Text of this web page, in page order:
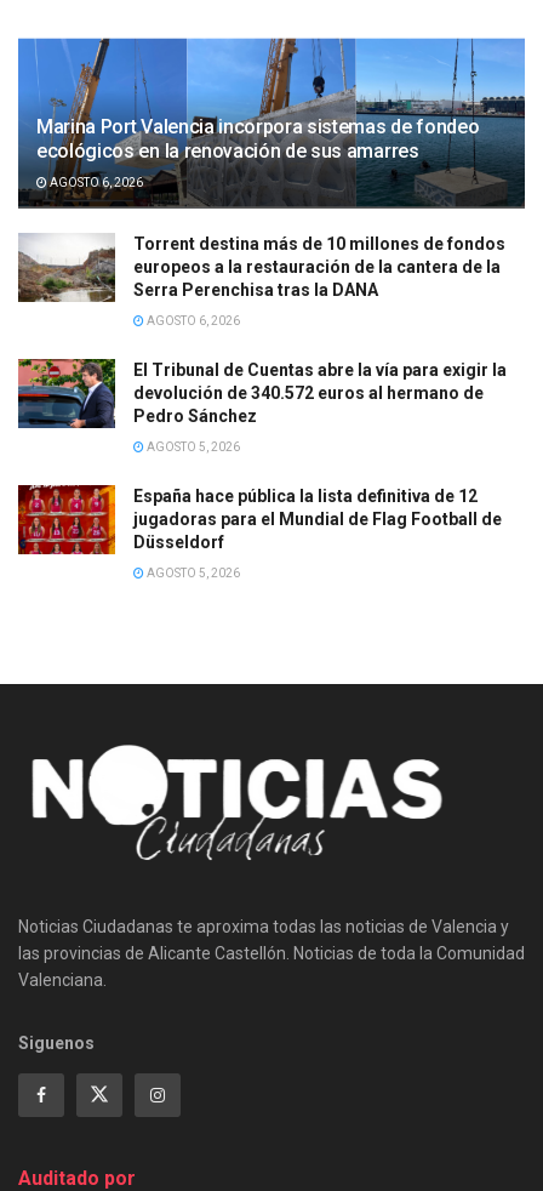
Marina Port Valencia incorpora sistemas de fondeo
ecológicos en la renovación de sus amarres
AGOSTO 6, 2026
Torrent destina más de 10 millones de fondos
europeos a la restauración de la cantera de la
Serra Perenchisa tras la DANA
AGOSTO 6, 2026
El Tribunal de Cuentas abre la vía para exigir la
devolución de 340.572 euros al hermano de
Pedro Sánchez
AGOSTO 5, 2026
España hace pública la lista definitiva de 12
jugadoras para el Mundial de Flag Football de
Düsseldorf
AGOSTO 5, 2026
Noticias Ciudadanas te aproxima todas las noticias de Valencia y
las provincias de Alicante Castellón. Noticias de toda la Comunidad
Valenciana.
Siguenos
Auditado por